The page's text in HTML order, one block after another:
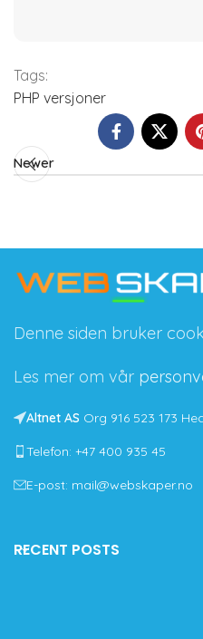
Tags:
PHP versjoner
Newer
Denne siden bruker
Les mer om vår
Altnet AS Org 916 523 173
Telefon: +47 400 935 45
E-post: mail@webskaper.no
RECENT POSTS